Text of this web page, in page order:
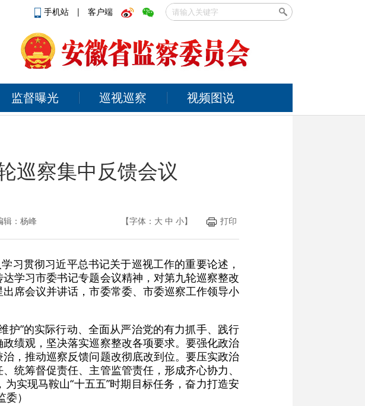
手机站 | 客户端
监督曝光 巡视巡察 视频图说
巡察集中反馈会议
：杨峰 【字体： 大 中 小】 打印
习贯彻习近平总书记关于巡视工作的重要论述，
学习市委书记专题会议精神，对第九轮巡察整改
席会议并讲话，市委常委、市委巡察工作领导小
护”的实际行动、全面从严治党的有力抓手、践行
绩观，坚决落实巡察整改各项要求。要强化政治
，推动巡察反馈问题改彻底改到位。要压实政治
统筹督促责任、主管监管责任，形成齐心协力、
实现马鞍山“十五五”时期目标任务，奋力打造安
）